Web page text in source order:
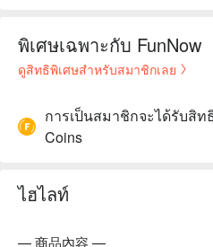
พิเศษเฉพาะกับ FunNow
ดูสิทธิพิเศษสำหรับสมาชิกเลย
การเป็นสมาชิกจะได้รับสิท
Coins
ไฮไลท์
— 商品內容 —